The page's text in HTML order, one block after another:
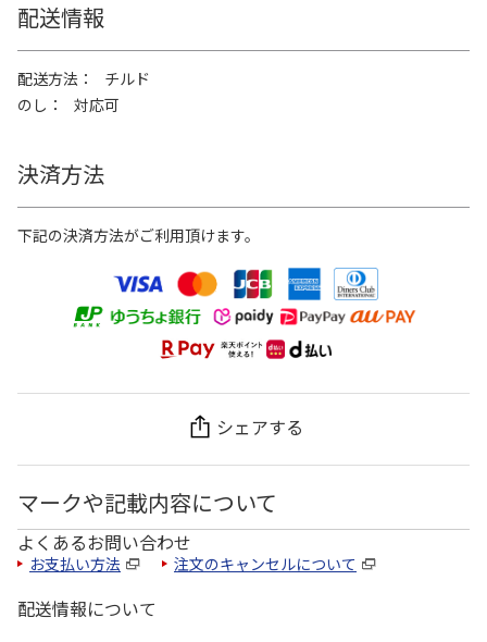
配送情報
配送方法
チルド
のし
対応可
決済方法
下記の決済方法がご利用頂けます。
シェアする
マークや記載内容について
よくあるお問い合わせ
お支払い方法 注文のキャンセルについて
配送情報について